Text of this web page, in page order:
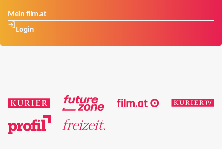
Mein film.at
Login